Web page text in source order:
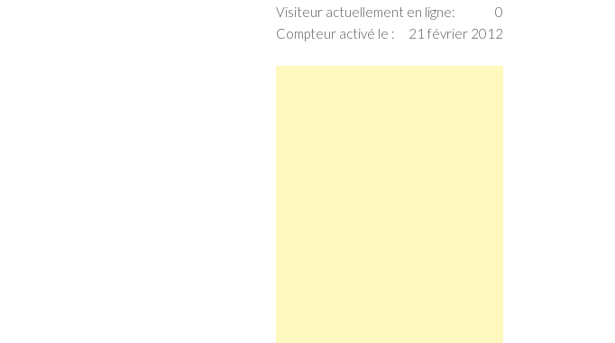
0
Visiteur actuellement en ligne:
21 février 2012
Compteur activé le :